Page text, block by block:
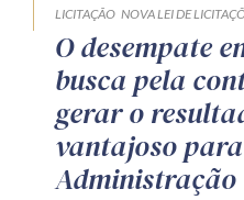
LICITAÇÃO NOVA LEI DE
O desempate
busca pela
gerar o
vantajoso
Administração